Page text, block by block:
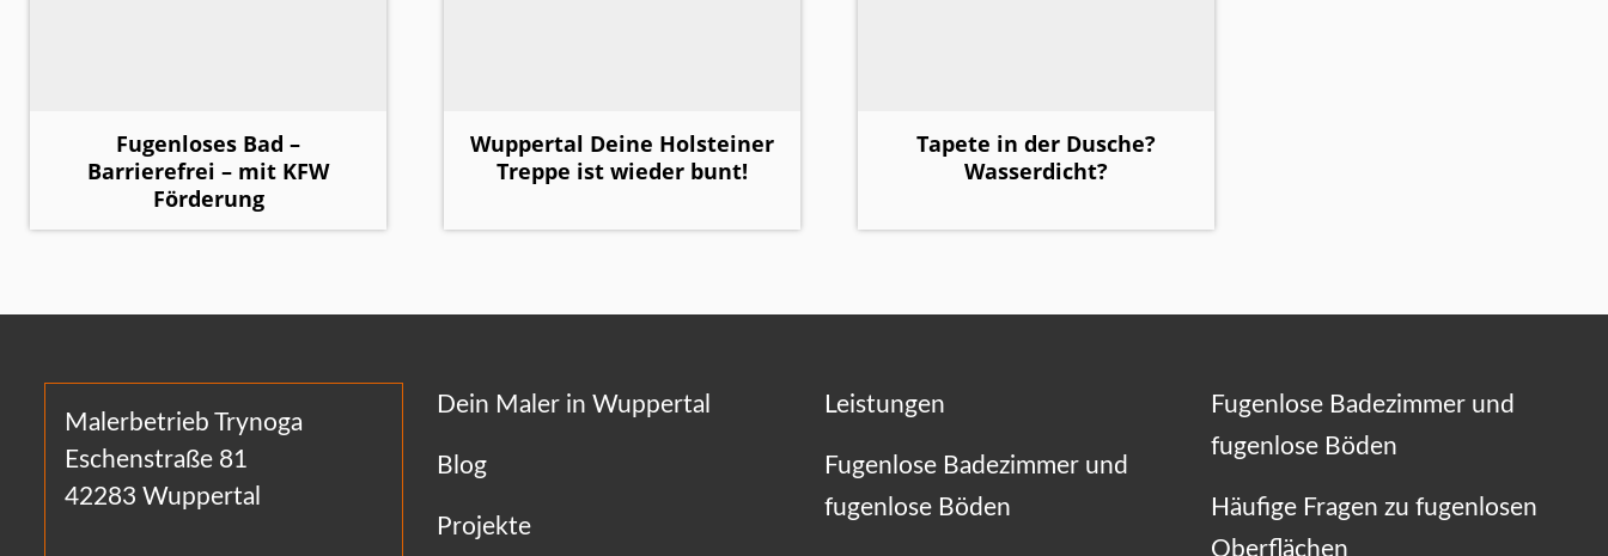
Fugenloses Bad –
Barrierefrei – mit KFW
Förderung
Wuppertal Deine Holsteiner
Treppe ist wieder bunt!
Tapete in der Dusche?
Wasserdicht?
Malerbetrieb Trynoga
Eschenstraße 81
42283 Wuppertal
Dein Maler in Wuppertal
Blog
Projekte
Leistungen
Fugenlose Badezimmer und
fugenlose Böden
Fugenlose Badezimmer und
fugenlose Böden
Häufige Fragen zu fugenlosen
Oberflächen